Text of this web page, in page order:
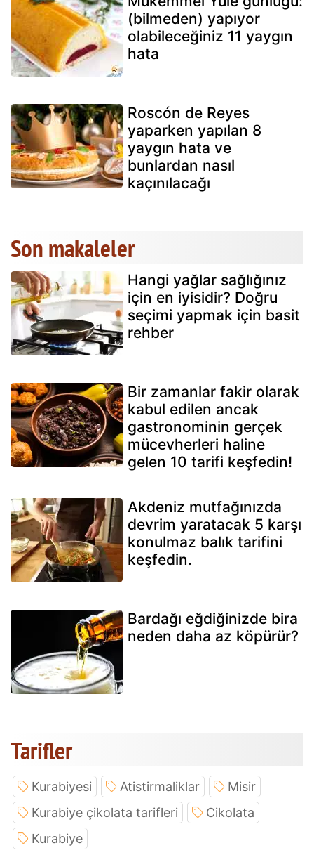
(bilmeden) yapıyor
olabileceğiniz 11 yaygın
hata
Roscón de Reyes
yaparken yapılan 8
yaygın hata ve
bunlardan nasıl
kaçınılacağı
Son makaleler
Hangi yağlar sağlığınız
için en iyisidir? Doğru
seçimi yapmak için basit
rehber
Bir zamanlar fakir olarak
kabul edilen ancak
gastronominin gerçek
mücevherleri haline
gelen 10 tarifi keşfedin!
Akdeniz mutfağınızda
devrim yaratacak 5 karşı
konulmaz balık tarifini
keşfedin.
Bardağı eğdiğinizde bira
neden daha az köpürür?
Tarifler
Kurabiyesi Atistirmaliklar
Misir
Kurabiye çikolata tarifleri
Cikolata
Kurabiye